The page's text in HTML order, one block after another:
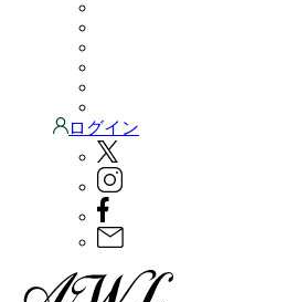
ログイン